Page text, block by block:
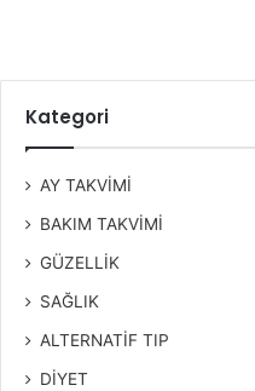
Kategori
AY TAKVİMİ
BAKIM TAKVİMİ
GÜZELLİK
SAĞLIK
ALTERNATİF TIP
DİYET